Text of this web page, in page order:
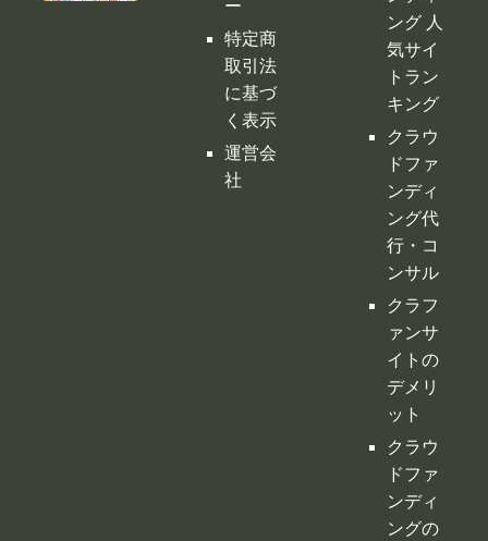
く表示
運営会
社
キング
クラウ
ドファ
ンディ
クラフ
ァンサ
イトの
クラウ
ドファ
ンディ
購入型
クラウ